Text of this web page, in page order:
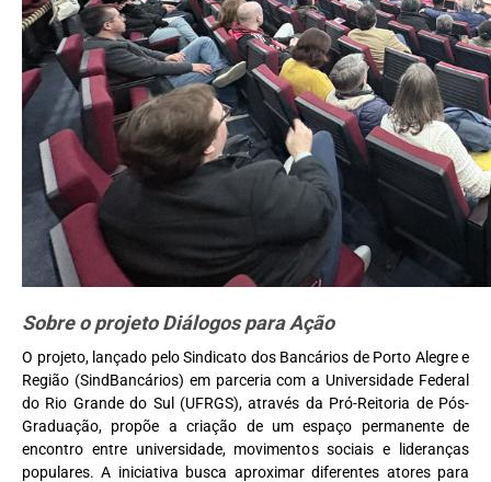
Sobre o projeto Diálogos para Ação
O projeto, lançado pelo Sindicato dos Bancários de Porto Alegre e
Região (SindBancários) em parceria com a Universidade Federal
do Rio Grande do Sul (UFRGS), através da Pró-Reitoria de Pós-
Graduação, propõe a criação de um espaço permanente de
encontro entre universidade, movimentos sociais e lideranças
populares. A iniciativa busca aproximar diferentes atores para